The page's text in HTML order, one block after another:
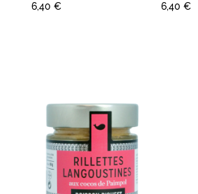
6,40 € 6,40€